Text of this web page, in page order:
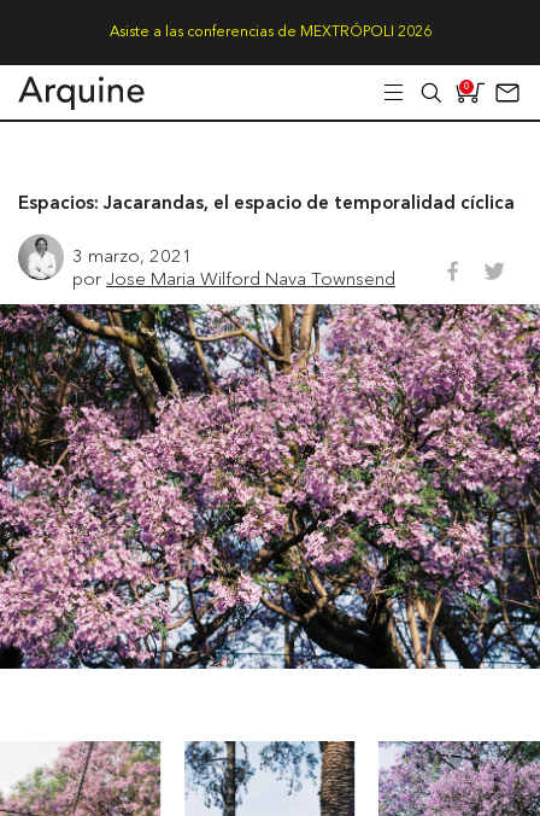
Asiste a las conferencias de MEXTRÓPOLI 2026
0
Espacios: Jacarandas, el espacio de temporalidad cíclica
3 marzo, 2021
por Jose Maria Wilford Nava Townsend